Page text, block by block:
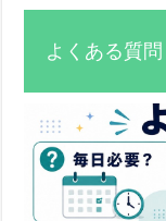
よくある質問